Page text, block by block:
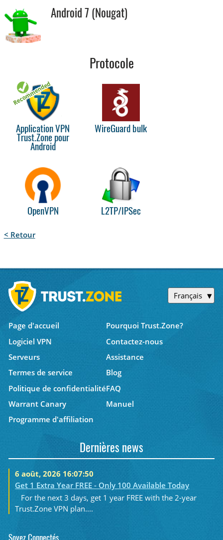
Android 7 (Nougat)
Protocole
Application VPN
Trust.Zone pour
Android
WireGuard bulk
OpenVPN L2TP/IPSec
< Retour
Français
Page d'accueil
Pourquoi Trust.Zone?
Logiciel VPN
Contactez-nous
Serveurs
Assistance
Termes de service
Blog
Politique de confidentialitéFAQ
Warrant Canary
Manuel
Programme d'affiliation
Dernières news
6 août, 2026 16:07:50
Get 1 Extra Year FREE - Only 100 Available Today
For the next 3 days, get 1 year FREE with the 2-year
Trust.Zone VPN plan....
Soyez Connectés